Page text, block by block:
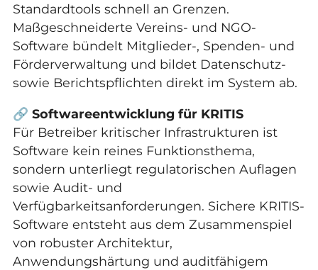
Standardtools schnell an Grenzen.
Maßgeschneiderte Vereins- und NGO-
Software bündelt Mitglieder-, Spenden- und
Förderverwaltung und bildet Datenschutz-
sowie Berichtspflichten direkt im System ab.
🔗 Softwareentwicklung für KRITIS
Für Betreiber kritischer Infrastrukturen ist
Software kein reines Funktionsthema,
sondern unterliegt regulatorischen Auflagen
sowie Audit- und
Verfügbarkeitsanforderungen. Sichere KRITIS-
Software entsteht aus dem Zusammenspiel
von robuster Architektur,
Anwendungshärtung und auditfähigem